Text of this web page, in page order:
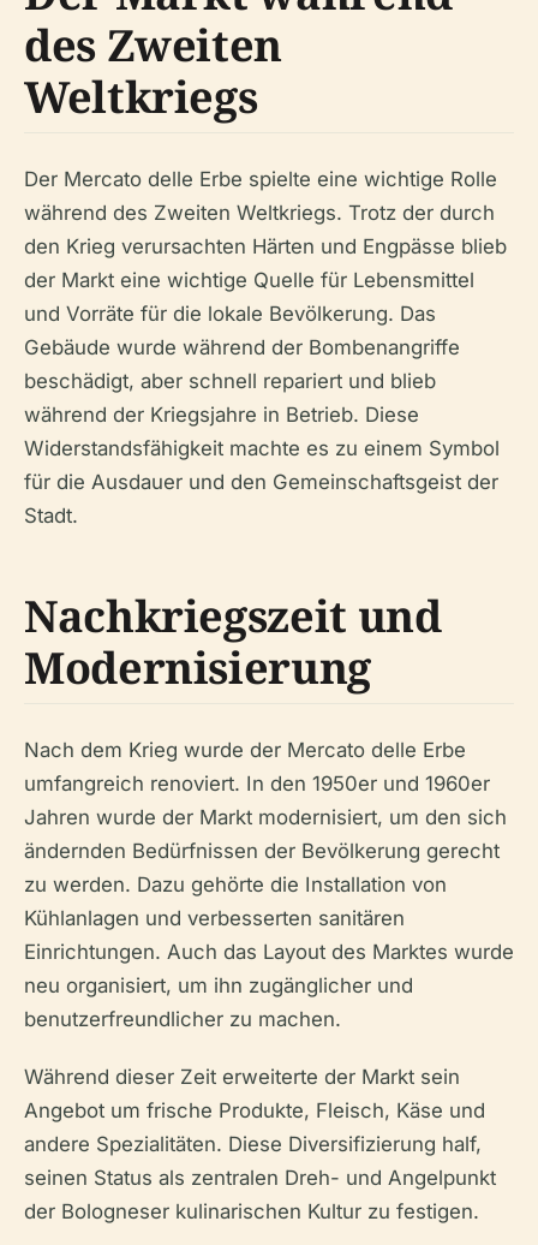
des Zweiten
Weltkriegs
Der Mercato delle Erbe spielte eine wichtige Rolle
während des Zweiten Weltkriegs. Trotz der durch
den Krieg verursachten Härten und Engpässe blieb
der Markt eine wichtige Quelle für Lebensmittel
und Vorräte für die lokale Bevölkerung. Das
Gebäude wurde während der Bombenangriffe
beschädigt, aber schnell repariert und blieb
während der Kriegsjahre in Betrieb. Diese
Widerstandsfähigkeit machte es zu einem Symbol
für die Ausdauer und den Gemeinschaftsgeist der
Stadt.
Nachkriegszeit und
Modernisierung
Nach dem Krieg wurde der Mercato delle Erbe
umfangreich renoviert. In den 1950er und 1960er
Jahren wurde der Markt modernisiert, um den sich
ändernden Bedürfnissen der Bevölkerung gerecht
zu werden. Dazu gehörte die Installation von
Kühlanlagen und verbesserten sanitären
Einrichtungen. Auch das Layout des Marktes wurde
neu organisiert, um ihn zugänglicher und
benutzerfreundlicher zu machen.
Während dieser Zeit erweiterte der Markt sein
Angebot um frische Produkte, Fleisch, Käse und
andere Spezialitäten. Diese Diversifizierung half,
seinen Status als zentralen Dreh- und Angelpunkt
der Bologneser kulinarischen Kultur zu festigen.